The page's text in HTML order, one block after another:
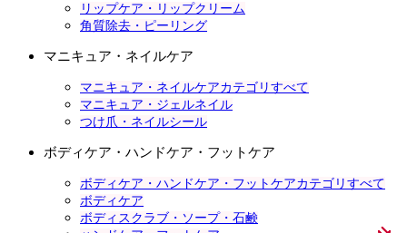
リップケア・リップクリーム
角質除去・ピーリング
マニキュア・ネイルケア
マニキュア・ネイルケアカテゴリすべて
マニキュア・ジェルネイル
つけ爪・ネイルシール
ボディケア・ハンドケア・フットケア
ボディケア・ハンドケア・フットケアカテゴリすべて
ボディケア
ボディスクラブ・ソープ・石鹸